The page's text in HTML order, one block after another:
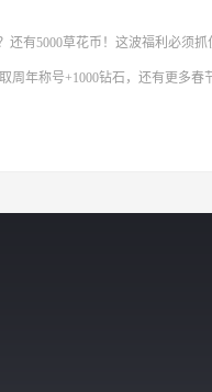
还有5000草花币！这波福利必须抓
周年称号+1000钻石，还有更多春